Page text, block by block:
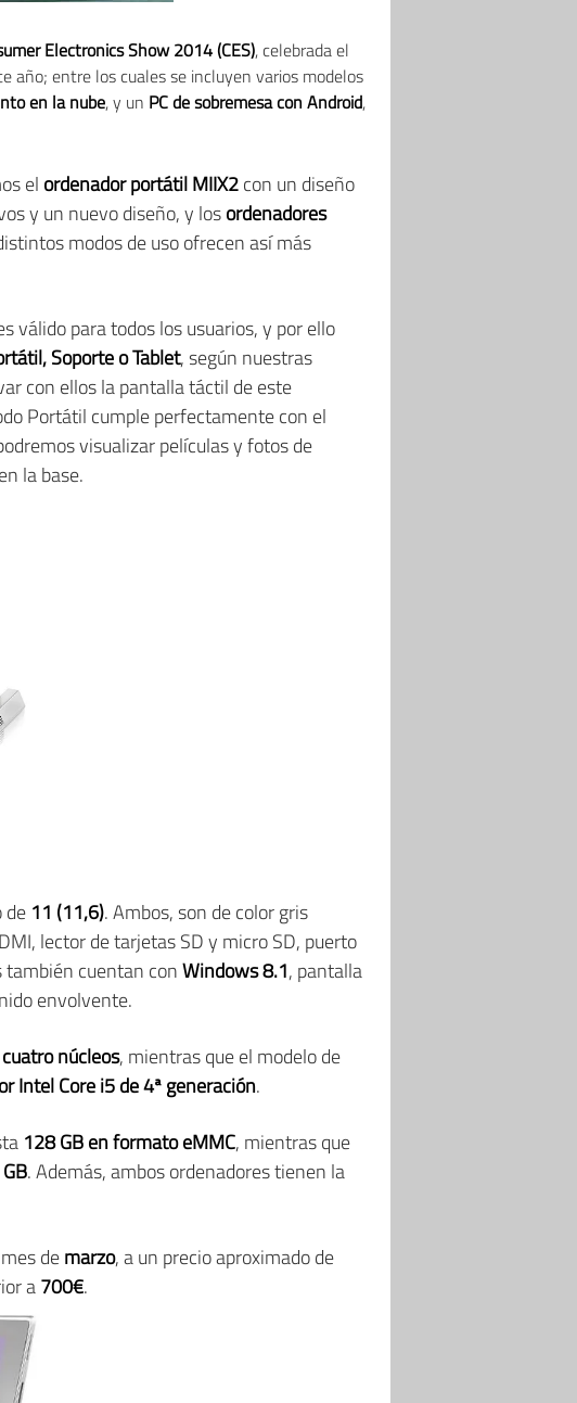
Electronics Show 2014 (CES), celebrada el
año; entre los cuales se incluyen varios modelos
en la nube, y un PC de sobremesa con Android,
el ordenador portátil MIIX2con un diseño
y un nuevo diseño, y losordenadores
modos de uso ofrecen así más
válido para todos los usuarios, y por ello
Soporte o Tablet, según nuestras
con ellos la pantalla táctil de este
Portátil cumple perfectamente con el
visualizar películas y fotos de
la base.
11 (11,6). Ambos, son de color gris
lector de tarjetas SD y micro SD, puerto
también cuentan conWindows 8.1, pantalla
envolvente.
núcleos, mientras que el modelo de
Intel Core i5 de 4ª generación.
128 GB en formato eMMC, mientras que
. Además, ambos ordenadores tienen la
demarzo, a un precio aproximado de
a700€.